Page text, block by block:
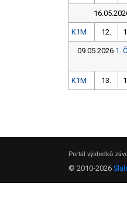
K1M 12.
09.05.2026 1.
K1M 13.
Portál výsledků
© 2010-2026